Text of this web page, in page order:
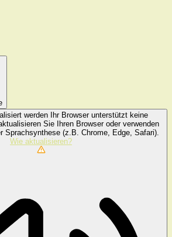
werden
Ihr Browser unterstützt keine
Sie Ihren Browser oder verwenden
Sprachsynthese (z.B. Chrome, Edge, Safari).
Wie aktualisieren?